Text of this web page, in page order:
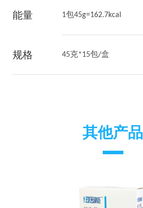
能量 1包45g=162.7kcal
规格 45克*15包/盒
其他产品